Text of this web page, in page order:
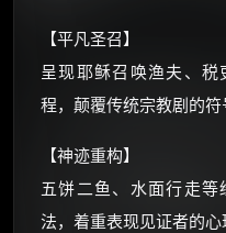
【平凡圣召】
呈现耶稣召唤渔夫、
程，颠覆传统宗教剧的符
【神迹重构】
五饼二鱼、水面行走
法，着重表现见证者的心
前往